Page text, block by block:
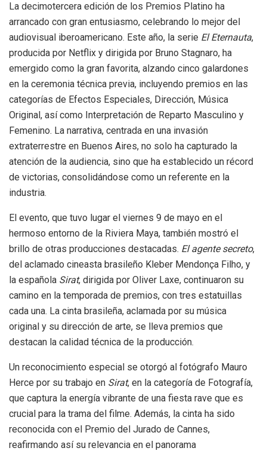
La decimotercera edición de los Premios Platino ha
arrancado con gran entusiasmo, celebrando lo mejor del
audiovisual iberoamericano. Este año, la serie El Eternauta,
producida por Netflix y dirigida por Bruno Stagnaro, ha
emergido como la gran favorita, alzando cinco galardones
en la ceremonia técnica previa, incluyendo premios en las
categorías de Efectos Especiales, Dirección, Música
Original, así como Interpretación de Reparto Masculino y
Femenino. La narrativa, centrada en una invasión
extraterrestre en Buenos Aires, no solo ha capturado la
atención de la audiencia, sino que ha establecido un récord
de victorias, consolidándose como un referente en la
industria.
El evento, que tuvo lugar el viernes 9 de mayo en el
hermoso entorno de la Riviera Maya, también mostró el
brillo de otras producciones destacadas. El agente secreto,
del aclamado cineasta brasileño Kleber Mendonça Filho, y
la española Sirat, dirigida por Oliver Laxe, continuaron su
camino en la temporada de premios, con tres estatuillas
cada una. La cinta brasileña, aclamada por su música
original y su dirección de arte, se lleva premios que
destacan la calidad técnica de la producción.
Un reconocimiento especial se otorgó al fotógrafo Mauro
Herce por su trabajo en Sirat, en la categoría de Fotografía,
que captura la energía vibrante de una fiesta rave que es
crucial para la trama del filme. Además, la cinta ha sido
reconocida con el Premio del Jurado de Cannes,
reafirmando así su relevancia en el panorama